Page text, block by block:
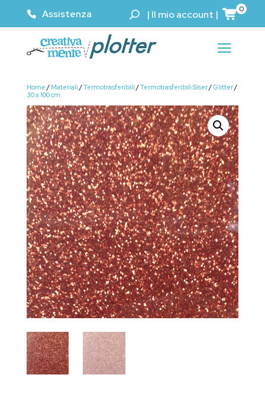
Assistenza | Il mio account | 0
Home / Materiali /Termotrasferibili /Termotrasferibili Siser/Glitter/
30 x 100 cm